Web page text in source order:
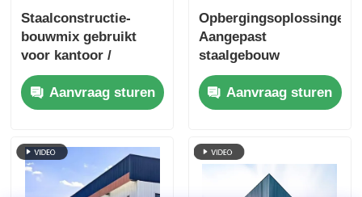
Staalconstructie-
bouwmix gebruikt
voor kantoor /
werkplaatsen in Chili
Aanvraag sturen
Opbergingsoplossingen
Aangepast
staalgebouw
orkaanbestendige
metaalafdeling
Aanvraag sturen